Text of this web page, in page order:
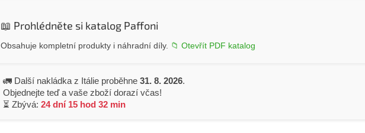
📖 Prohlédněte si katalog Paffoni
Obsahuje kompletní produkty i náhradní díly. 📁 Otevřít PDF katalog
🚛 Další nakládka z Itálie proběhne 31. 8. 2026.
Objednejte teď a vaše zboží dorazí včas!
⏳ Zbývá: 24 dní 15 hod 32 min